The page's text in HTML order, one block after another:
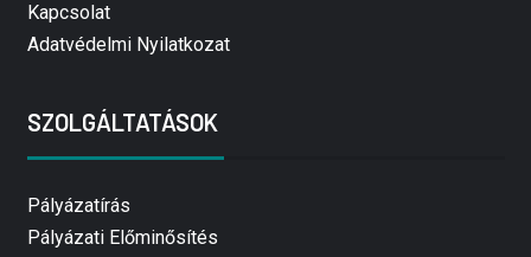
Kapcsolat
Adatvédelmi Nyilatkozat
SZOLGÁLTATÁSOK
Pályázatírás
Pályázati Előminősítés